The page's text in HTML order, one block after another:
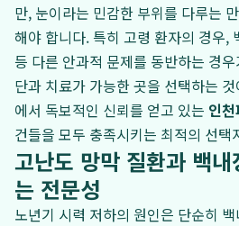
만, 눈이라는 민감한 부위를 다루는
해야 합니다. 특히 고령 환자의 경우,
등 다른 안과적 문제를 동반하는 경
단과 치료가 가능한 곳을 선택하는
에서 독보적인 신뢰를 얻고 있는 인
건들을 모두 충족시키는 최적의 선
고난도 망막 질환과 백
는 전문성
노년기 시력 저하의 원인은 단순히